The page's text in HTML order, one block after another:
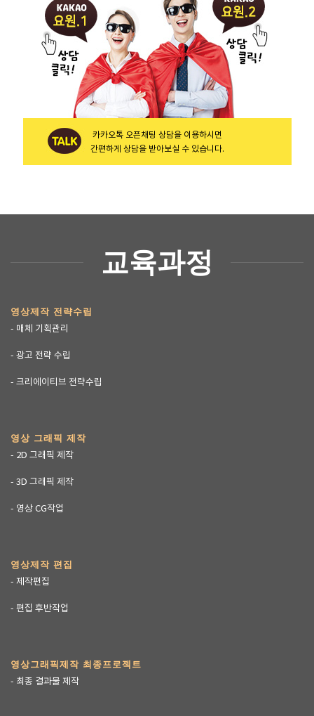
카카오톡 오픈채팅 상담을 이용하시면
간편하게 상담을 받아보실 수 있습니다.
교육과정
영상제작 전략수립
- 매체 기획관리
- 광고 전략 수립
- 크리에이티브 전략수립
영상 그래픽 제작
- 2D 그래픽 제작
- 3D 그래픽 제작
- 영상 CG작업
영상제작 편집
- 제작편집
- 편집 후반작업
영상그래픽제작 최종프로젝트
- 최종 결과물 제작